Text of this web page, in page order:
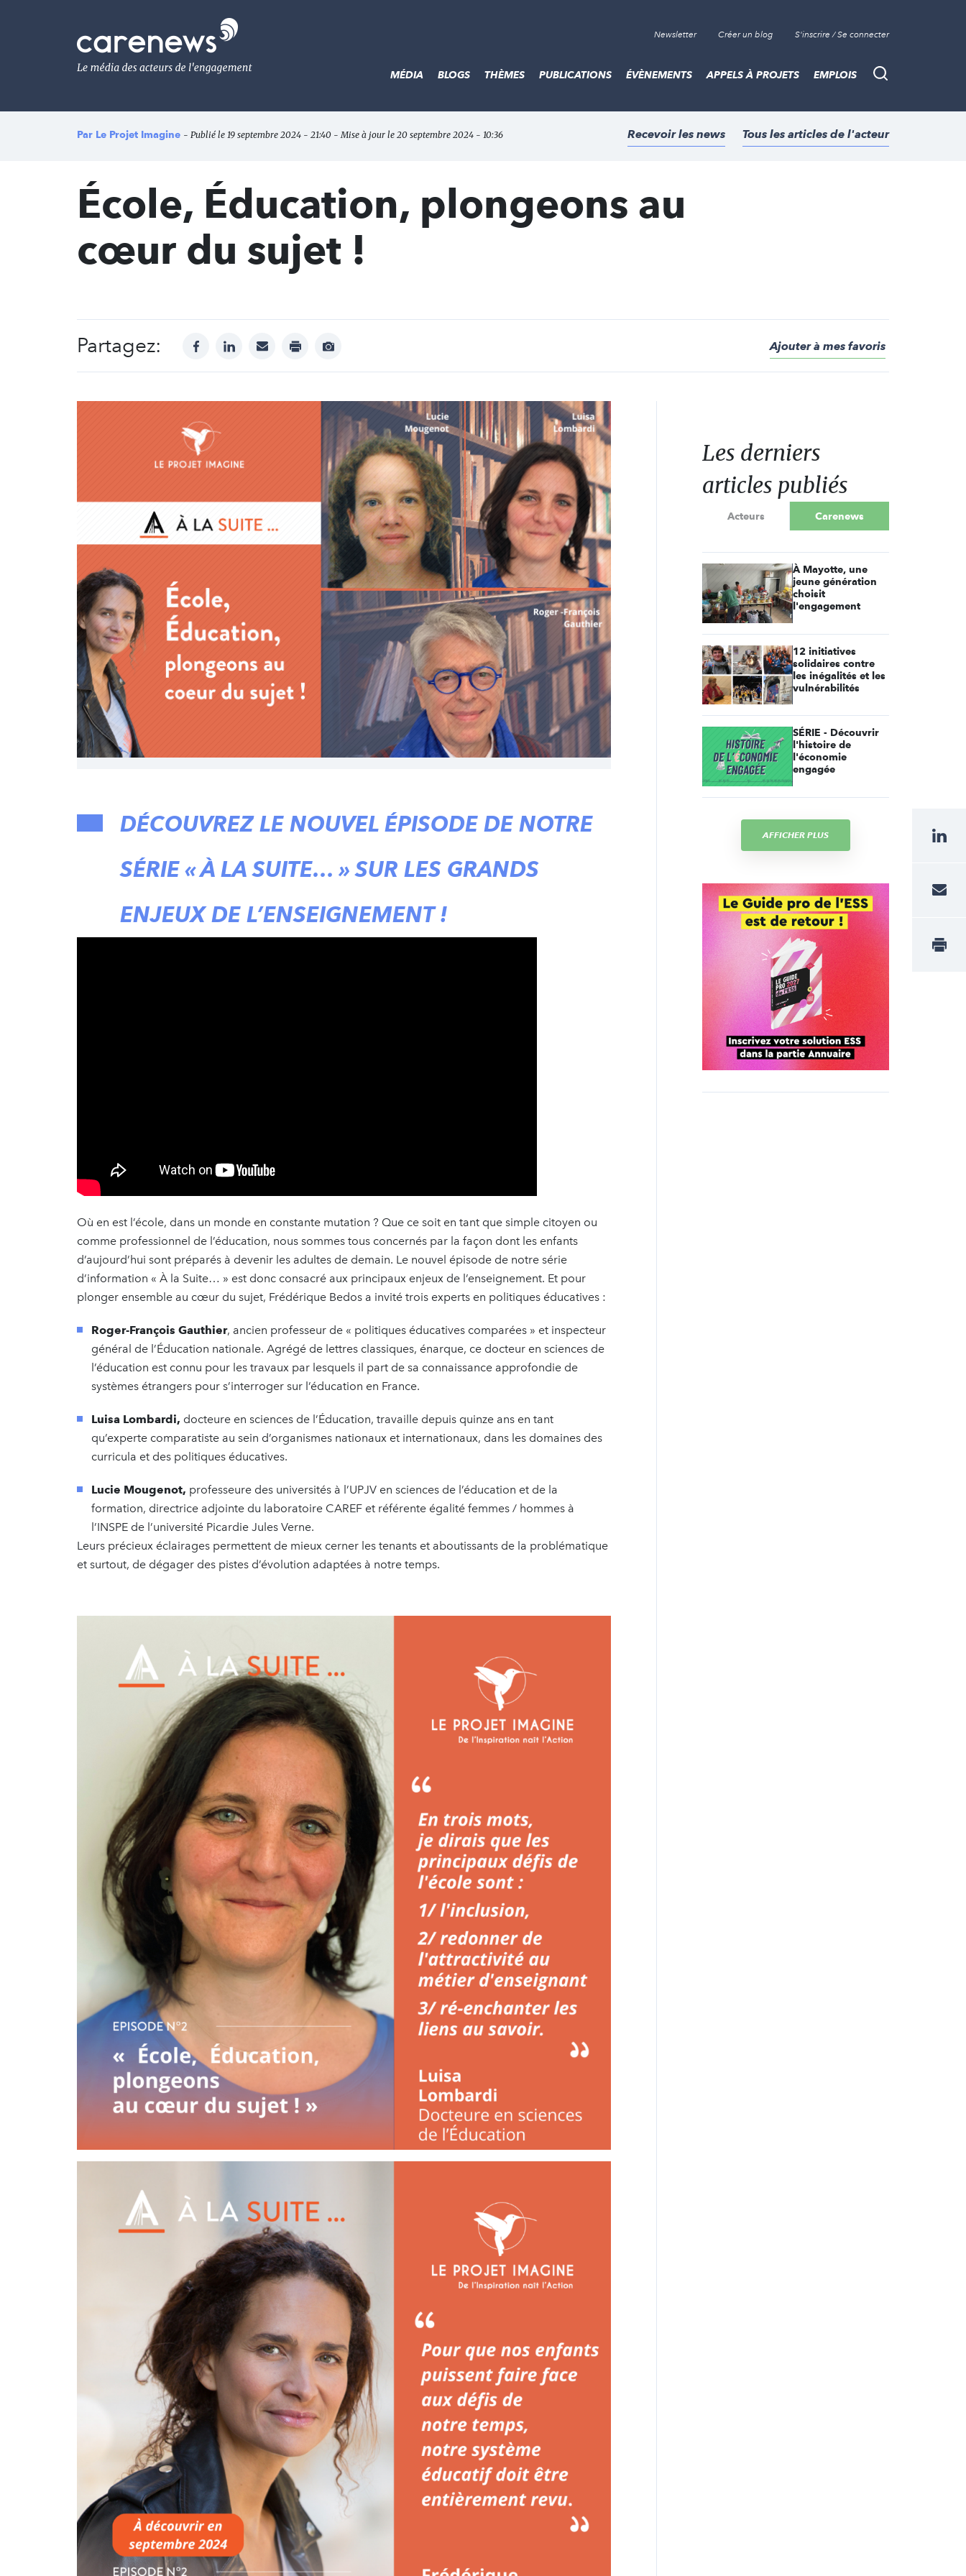
Le
média
de
l'engagement
Newsletter Créer un blog S'inscrire / Se connecter
Recherche
MÉDIA BLOGS THÈMES PUBLICATIONS ÉVÈNEMENTS APPELS À PROJETS EMPLOIS
Par Le Projet Imagine - Publié le 19 septembre 2024 - 21:40 - Mise à jour le 20 septembre 2024 - 10:36 Recevoir les news Tous les articles de l'acteur
École, Éducation, plongeons au
cœur du sujet !
Partagez: facebooklinkedinmail print
Afficher
Ajouter à mes favoris
DÉCOUVREZ LE NOUVEL ÉPISODE DE NOTRE
SÉRIE « À LA SUITE… » SUR LES GRANDS
ENJEUX DE L’ENSEIGNEMENT !
Où en est l’école, dans un monde en constante mutation ? Que ce soit en tant que simple citoyen ou
comme professionnel de l’éducation, nous sommes tous concernés par la façon dont les enfants
d’aujourd’hui sont préparés à devenir les adultes de demain. Le nouvel épisode de notre série
d’information « À la Suite… » est donc consacré aux principaux enjeux de l’enseignement. Et pour
plonger ensemble au cœur du sujet, Frédérique Bedos a invité trois experts en politiques éducatives :
Roger-François Gauthier, ancien professeur de « politiques éducatives comparées » et inspecteur
général de l’Éducation nationale. Agrégé de lettres classiques, énarque, ce docteur en sciences de
l’éducation est connu pour les travaux par lesquels il part de sa connaissance approfondie de
systèmes étrangers pour s’interroger sur l’éducation en France.
Luisa Lombardi, docteure en sciences de l’Éducation, travaille depuis quinze ans en tant
qu’experte comparatiste au sein d’organismes nationaux et internationaux, dans les domaines des
curricula et des politiques éducatives.
Lucie Mougenot, professeure des universités à l’UPJV en sciences de l’éducation et de la
formation, directrice adjointe du laboratoire CAREF et référente égalité femmes / hommes à
l’INSPE de l’université Picardie Jules Verne.
Leurs précieux éclairages permettent de mieux cerner les tenants et aboutissants de la problématique
et surtout, de dégager des pistes d’évolution adaptées à notre temps.
Les derniers
articles publiés
Acteurs Carenews
À Mayotte, une
jeune génération
choisit
l'engagement
12 initiatives
solidaires contre
les inégalités et les
vulnérabilités
SÉRIE - Découvrir
l'histoire de
l'économie
engagée
AFFICHER PLUS